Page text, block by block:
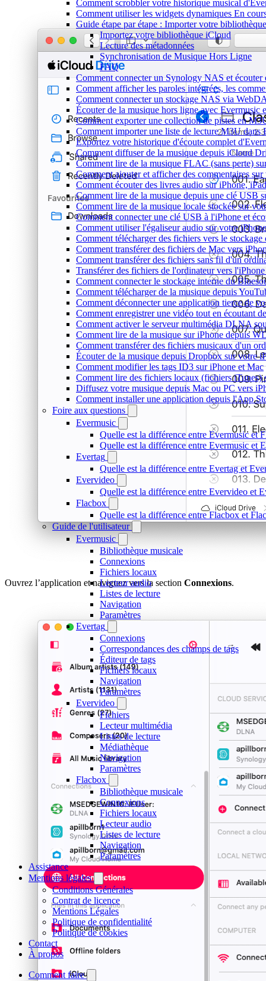
Comment scrobbler votre historique musical
Comment utiliser les widgets dynamiques En
Guide étape par étape : Importer votre
Importez votre bibliothèque iCloud
Lecture des métadonnées
Synchronisation de Musique Hors Ligne
FAQ
Comment connecter un Synology NAS et
Comment afficher les paroles intégrées, les
Comment connecter un stockage NAS via
Écouter de la musique hors ligne avec
Comment exporter une collection de pistes en
Comment importer une liste de lecture M3U dans
Exportez votre historique d'écoute complet
Comment diffuser de la musique depuis iCloud
Comment lire de la musique FLAC (sans perte)
Comment ajouter et afficher des commentaires
Comment écouter des livres audio sur iPhone,
Comment lire de la musique depuis une clé USB
Comment lire de la musique locale stockée sur
Comment connecter une clé USB à l'iPhone et
Comment utiliser l'égaliseur audio sur votre
Comment télécharger des fichiers vers le
Comment transférer des fichiers de Mac vers
Comment transférer des fichiers sans fil d'un
Transférer des fichiers de l'ordinateur vers
Comment connecter le stockage interne du
Comment télécharger de la musique depuis
Comment déconnecter une application tierce de
Comment enregistrer une vidéo tout en écoutant
Comment activer le serveur multimédia DLNA
Comment lire de la musique sur iPhone depuis
Comment transférer des fichiers musicaux d'un
Écouter de la musique depuis Dropbox sur votre
Comment modifier les tags ID3 sur iPhone et Mac
Comment lire des fichiers locaux (fichiers iTunes)
Diffusez votre musique depuis Mac ou PC vers
Comment installer une application depuis l'App
Foire aux questions
Evermusic
Quelle est la différence entre Evermusic et
Quelle est la différence entre Evermusic et
Evertag
Quelle est la différence entre Evertag et
Evervideo
Quelle est la différence entre Evervideo et
Flacbox
Quelle est la différence entre Flacbox et
Guide de l'utilisateur
Evermusic
Bibliothèque musicale
Connexions
Fichiers locaux
Lecteur audio
Listes de lecture
Navigation
Paramètres
Evertag
Connexions
Correspondances des champs de tags
Éditeur de tags
Fichiers locaux
Navigation
Paramètres
Evervideo
Fichiers
Lecteur multimédia
Listes de lecture
Médiathèque
Navigation
Paramètres
Flacbox
Bibliothèque musicale
Connexions
Fichiers locaux
Lecteur audio
Listes de lecture
Navigation
Paramètres
Assistance
Mentions légales
Conditions Générales
Contrat de licence
Mentions Légales
Politique de confidentialité
Politique de cookies
Contact
À propos
Comment faire
Ouvrez l’application et naviguez vers la section Connexions.